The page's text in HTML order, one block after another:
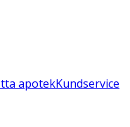
apotekKundservice